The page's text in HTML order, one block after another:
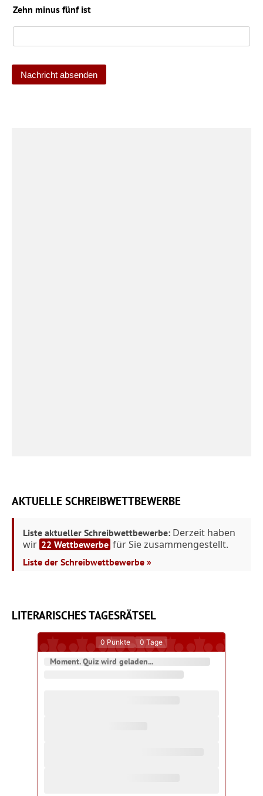
Zehn minus fünf ist
AKTUELLE SCHREIBWETTBEWERBE
Liste aktueller Schreibwettbewerbe: Derzeit haben
wir 22 Wettbewerbe für Sie zusammengestellt.
Liste der Schreibwettbewerbe »
LITERARISCHES TAGESRÄTSEL
0 Punkte 0 Tage
Moment. Quiz wird geladen...